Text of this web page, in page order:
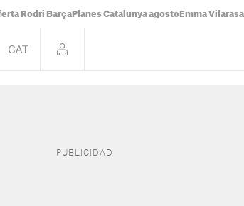
Rodri Barça Planes Catalunya agosto Emma